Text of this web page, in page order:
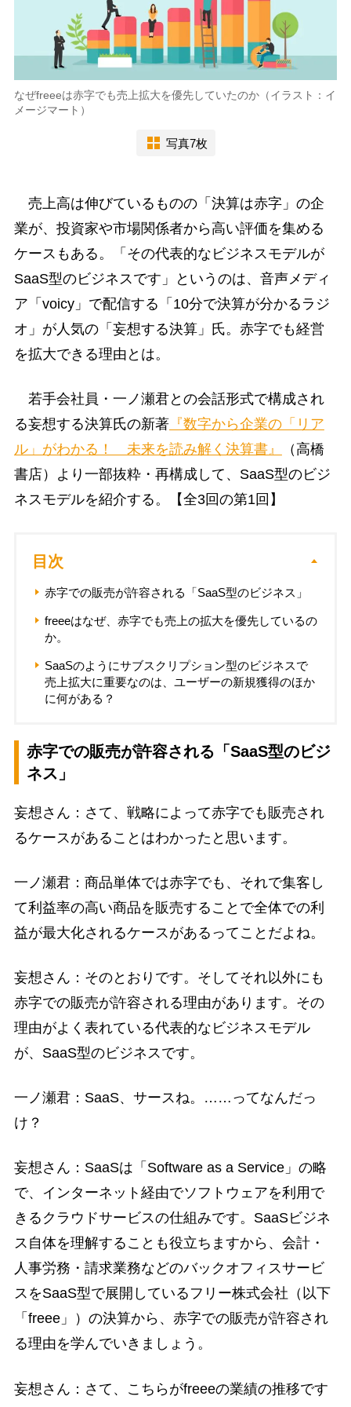
なぜfreeeは赤字でも売上拡大を優先していたのか（イラスト：イ
メージマート）
写真7枚
売上高は伸びているものの「決算は赤字」の企
業が、投資家や市場関係者から高い評価を集める
ケースもある。「その代表的なビジネスモデルが
SaaS型のビジネスです」というのは、音声メディ
ア「voicy」で配信する「10分で決算が分かるラジ
オ」が人気の「妄想する決算」氏。赤字でも経営
を拡大できる理由とは。
若手会社員・一ノ瀬君との会話形式で構成され
る妄想する決算氏の新著『数字から企業の「リア
ル」がわかる！ 未来を読み解く決算書』
（高橋
書店）より一部抜粋・再構成して、SaaS型のビジ
ネスモデルを紹介する。【全3回の第1回】
目次
赤字での販売が許容される「SaaS型のビジネス」
freeeはなぜ、赤字でも売上の拡大を優先しているの
か。
SaaSのようにサブスクリプション型のビジネスで
売上拡大に重要なのは、ユーザーの新規獲得のほか
に何がある？
赤字での販売が許容される「SaaS型のビジ
ネス」
妄想さん：さて、戦略によって赤字でも販売され
るケースがあることはわかったと思います。
一ノ瀬君：商品単体では赤字でも、それで集客し
て利益率の高い商品を販売することで全体での利
益が最大化されるケースがあるってことだよね。
妄想さん：そのとおりです。そしてそれ以外にも
赤字での販売が許容される理由があります。その
理由がよく表れている代表的なビジネスモデル
が、SaaS型のビジネスです。
一ノ瀬君：SaaS、サースね。……ってなんだっ
け？
妄想さん：SaaSは「Software as a Service」の略
で、インターネット経由でソフトウェアを利用で
きるクラウドサービスの仕組みです。SaaSビジネ
ス自体を理解することも役立ちますから、会計・
人事労務・請求業務などのバックオフィスサービ
スをSaaS型で展開しているフリー株式会社（以下
「freee」）の決算から、赤字での販売が許容され
る理由を学んでいきましょう。
妄想さん：さて、こちらがfreeeの業績の推移です